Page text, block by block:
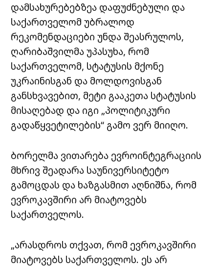
დამსახურებებზეა დაფუძნებული და
საქართველომ უბრალოდ
რეკომენდაციები უნდა შეასრულოს,
ღარიბაშვილმა უპასუხა, რომ
საქართველომ, სტატუსის მქონე
უკრაინისგან და მოლდოვისგან
განსხვავებით, მეტი გააკეთა სტატუსის
მისაღებად და იგი „პოლიტიკური
გადაწყვეტილების“ გამო ვერ მიიღო.
ბორელმა ვითარება ევროინტეგრაციის
მხრივ შეადარა საუნივერსიტეტო
გამოცდას და ხაზგასმით აღნიშნა, რომ
ევროკავშირი არ მიატოვებს
საქართველოს.
„არასდროს თქვათ, რომ ევროკავშირი
მიატოვებს საქართველოს. ეს არ